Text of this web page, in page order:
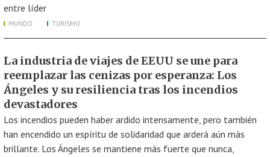
entre líder
MUNDO TURISMO
La industria de viajes de EEUU se une para
reemplazar las cenizas por esperanza: Los
Ángeles y su resiliencia tras los incendios
devastadores
Los incendios pueden haber ardido intensamente, pero también
han encendido un espíritu de solidaridad que arderá aún más
brillante. Los Ángeles se mantiene más fuerte que nunca,